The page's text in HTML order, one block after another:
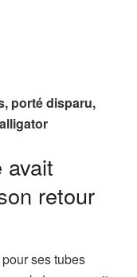
porté disparu,
avait
retour
ses tubes